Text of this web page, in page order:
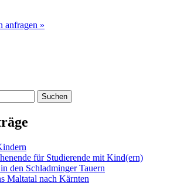
anfragen »
für Studierende mit Kind(ern)
den Schladminger Tauern
Maltatal nach Kärnten